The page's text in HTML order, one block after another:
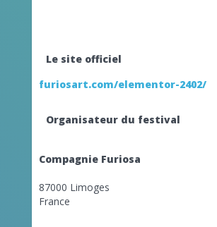
Le site officiel
furiosart.com/elementor-2402/
Organisateur du festival
Compagnie Furiosa
87000 Limoges
France